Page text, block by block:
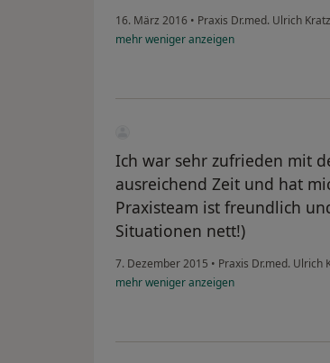
16. März 2016 • Praxis Dr.med. Ulrich
mehrwenigeranzeigen
Ich war sehr zufrieden mit
ausreichend Zeit und hat
Praxisteam ist freundlich
Situationen nett!)
7. Dezember 2015 • Praxis Dr.med. Ulrich
mehrwenigeranzeigen